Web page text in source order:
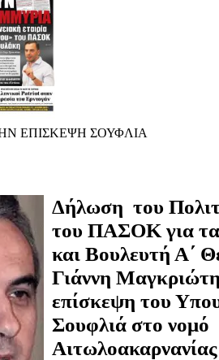
ΕΠΙΣΚΕΨΗ ΣΟΥΦΛΙΑ
Δήλωση του
του ΠΑΣΟΚ για
και Βουλευτή Α΄
Γιάννη
επίσκεψη του
Σουφλιά στο νομό
Αιτωλοακαρνανίας